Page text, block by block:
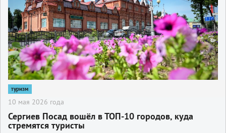
туризм
10 мая 2026 года
Сергиев Посад вошёл в ТОП-10 городов, куда
стремятся туристы